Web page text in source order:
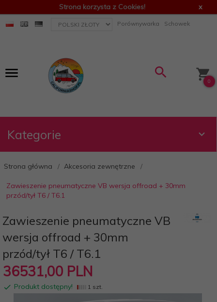
Strona korzysta z Cookies! x
currency_h Porównywarka Schowek
0
Kategorie
Strona główna Akcesoria zewnętrzne
Zawieszenie pneumatyczne VB wersja offroad + 30mm
przód/tył T6 / T6.1
Zawieszenie pneumatyczne VB
wersja offroad + 30mm
przód/tył T6 / T6.1
36531,00 PLN
Produkt dostępny! 1 szt.